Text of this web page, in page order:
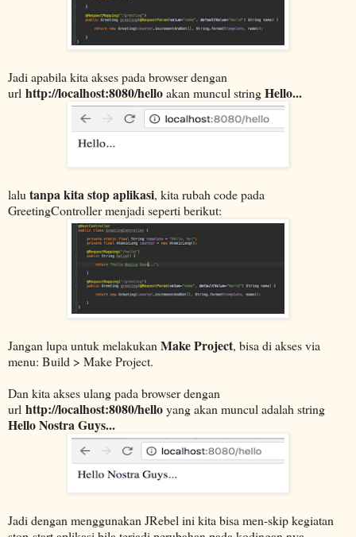
Jadi apabila kita akses pada browser dengan
url http://localhost:8080/helloakan muncul stringHello...
lalu tanpa kita stop aplikasi, kita rubah code pada
GreetingController menjadi seperti berikut:
Jangan lupa untuk melakukan Make Project, bisa di akses via
menu: Build > Make Project.
Dan kita akses ulang pada browser dengan
url http://localhost:8080/helloyang akan muncul adalah string
Hello Nostra Guys...
Jadi dengan menggunakan JRebel ini kita bisa men-skip kegiatan